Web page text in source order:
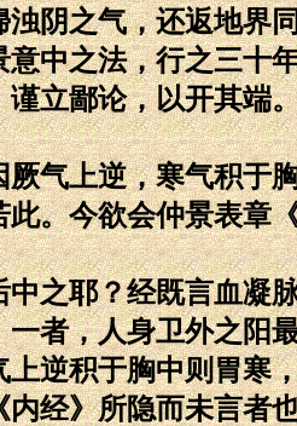
阴之气，还返地界
中之法，行之三十
立鄙论，以开其端
上逆，寒气积于
。今欲会仲景表章
耶？经既言血凝
者，人身卫外之阳
逆积于胸中则胃寒
经》所隐而未言者